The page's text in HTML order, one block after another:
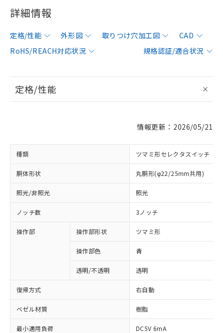
詳細情報
定格/性能 外形図 取りつけ穴加工図
CAD
RoHS/REACH対応状況
規格認証/適合状況
定格/性能
情報更新：2026/05/21
種類 ツマミ形セレクタスイッチ
胴体形状 丸胴形(φ22/25mm共用)
照光/非照光 照光
ノッチ数 3ノッチ
操作部 操作部形状 ツマミ形
操作部色 青
透明/不透明 透明
復帰方式 右自動
ベゼル材質 樹脂
最小適用負荷 DC5V 6mA